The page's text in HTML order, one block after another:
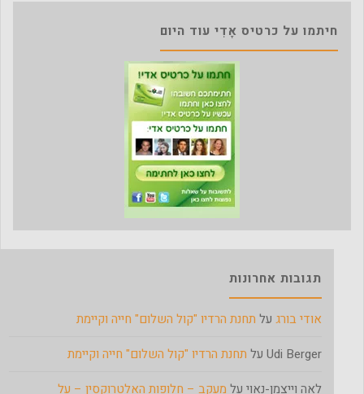
חיתמו על כרטיס אָדִי עוד היום
תגובות אחרונות
אודי בורג על תחנת הרדיו "קול השלום" חייה וקיימת
Udi Berger על תחנת הרדיו "קול השלום" חייה וקיימת
לאה וייצמן-נאוי על מעקב – חלופות האלטרוקסין – על